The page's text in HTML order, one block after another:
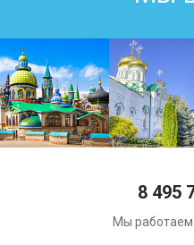
8 495
Мы работаем